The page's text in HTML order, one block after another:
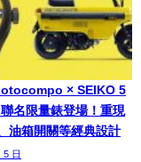
× SEIKO 5
名限量錶登場！重現
油箱開關等經典設計
5 日